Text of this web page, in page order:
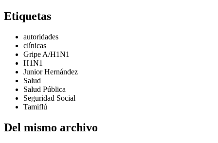
Etiquetas
autoridades
clínicas
Gripe A/H1N1
H1N1
Junior Hernández
Salud
Salud Pública
Seguridad Social
Tamiflú
Del mismo archivo